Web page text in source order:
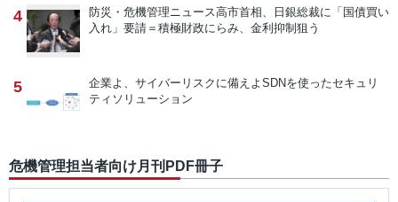
4 防災・危機管理ニュース高市首相、日銀総裁に「国債買い
入れ」要請＝積極財政にらみ、金利抑制狙う
5 企業よ、サイバーリスクに備えよ SDNを使ったセキュリ
ティソリューション
危機管理担当者向け月刊PDF冊子